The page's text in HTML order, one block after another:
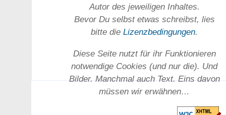
Autor des jeweiligen In­haltes.
Bevor Du selbst etwas schreibst, lies
bitte dieLizenz­bedingungen.
Diese Seite nutzt für ihr Funktionieren
notwendige Cookies (und nur die). Und
Bilder. Manchmal auch Text. Eins davon
müssen wir erwähnen…